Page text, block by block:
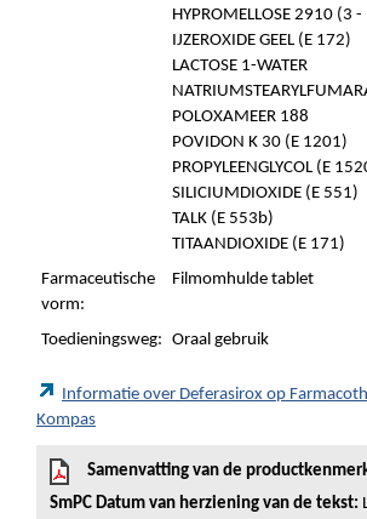
HYPROMELLOSE 2910 (3
IJZEROXIDE GEEL (E 172)
LACTOSE 1-WATER
POLOXAMEER 188
POVIDON K 30 (E 1201)
PROPYLEENGLYCOL (E
SILICIUMDIOXIDE (E 551)
TALK (E 553b)
TITAANDIOXIDE (E 171)
Farmaceutische
vorm:
Filmomhulde tablet
Toedieningsweg: Oraal gebruik
Informatie over Deferasirox op
Kompas
Samenvatting van de
SmPC Datum van herziening van de tekst: